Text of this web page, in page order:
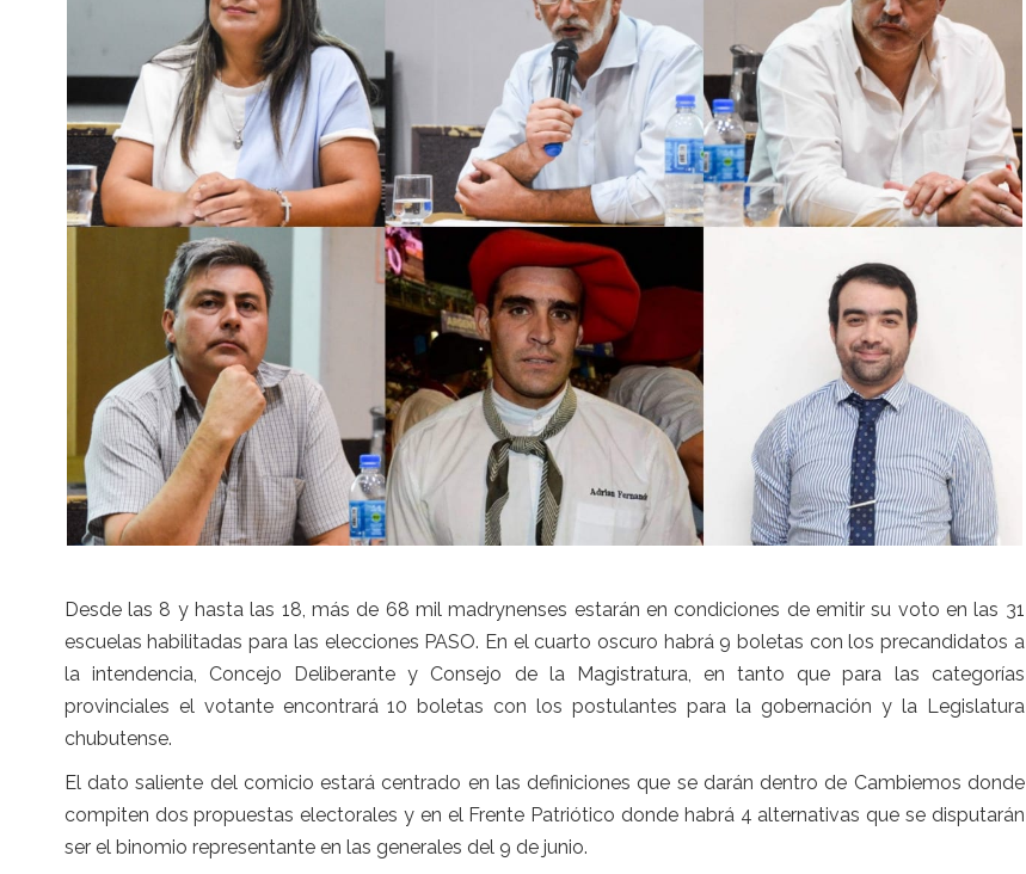
Desde las 8 y hasta las 18, más de 68 mil madrynenses estarán en condiciones de emitir su voto en las 31
escuelas habilitadas para las elecciones PASO. En el cuarto oscuro habrá 9 boletas con los precandidatos a
la intendencia, Concejo Deliberante y Consejo de la Magistratura, en tanto que para las categorías
provinciales el votante encontrará 10 boletas con los postulantes para la gobernación y la Legislatura
chubutense.
El dato saliente del comicio estará centrado en las definiciones que se darán dentro de Cambiemos donde
compiten dos propuestas electorales y en el Frente Patriótico donde habrá 4 alternativas que se disputarán
ser el binomio representante en las generales del 9 de junio.